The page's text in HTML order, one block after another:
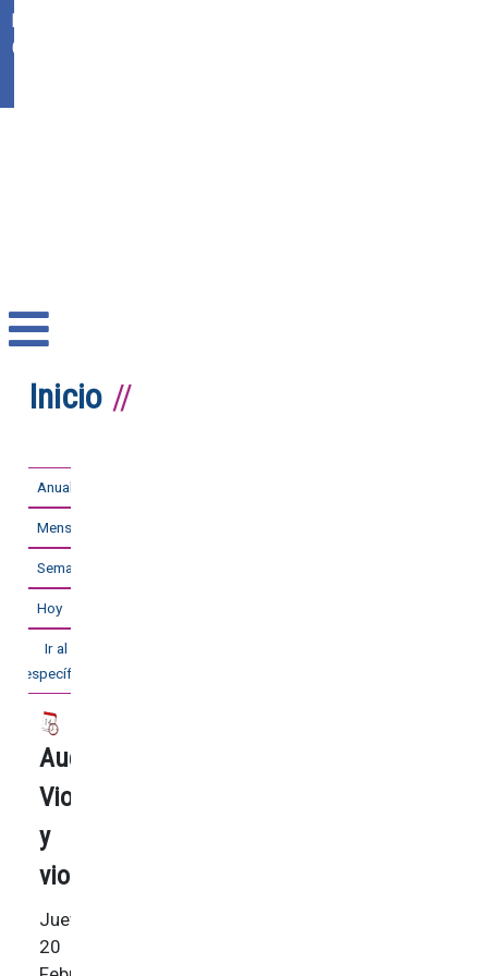
Ikasgunea
Office 365
Inicio
Anual
Mensual
Semanal
Hoy
Ir al mes
específico
Audición
Violoncello
y
viola
Jueves,
20